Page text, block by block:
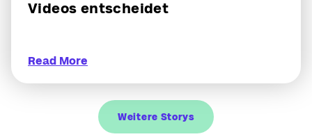
Videos entscheidet
Read More
Weitere Storys